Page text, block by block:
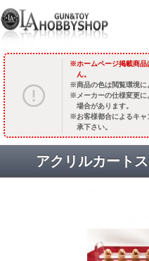
ホームページ掲載商
ん。
商品の色は閲覧環境に
メーカーの仕様変更
場合があります。
お客様都合によるキ
承下さい。
アクリルカート